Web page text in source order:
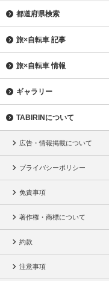
都道府県検索
旅×自転車 記事
旅×自転車 情報
ギャラリー
TABIRINについて
広告・情報掲載について
プライバシーポリシー
免責事項
著作権・商標について
約款
注意事項